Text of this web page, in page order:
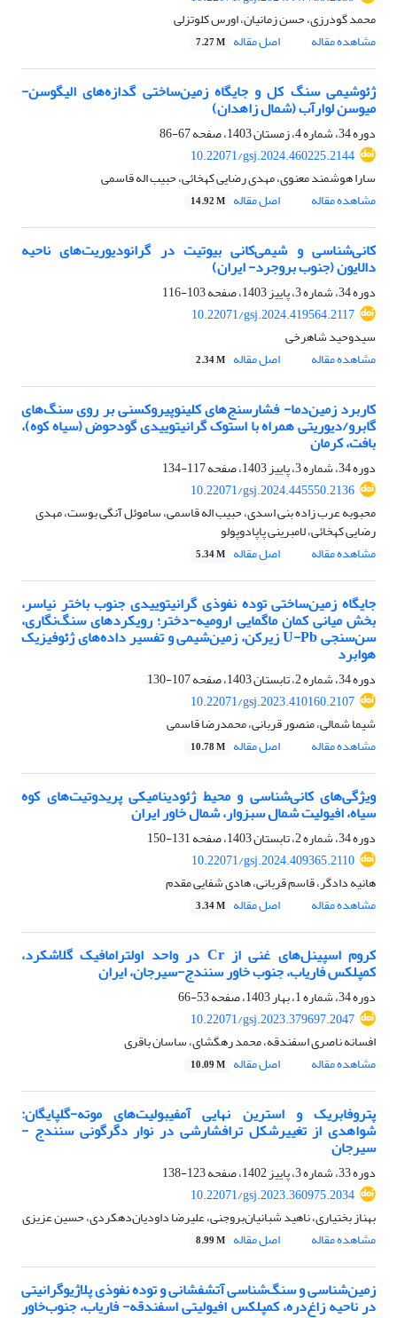
محمد گودرزی، حسن زمانیان، اورس کلوتزلی
مشاهده مقاله
اصل مقاله 7.27 M
ژئوشیمی سنگ کل و جایگاه زمین‌ساختی گدازه‌‌های الیگوسن-
میوسن لوارآب (شمال زاهدان)
دوره 34، شماره 4، زمستان 1403، صفحه
67-86
10.22071/gsj.2024.460225.2144
سارا هوشمند معنوی، مهدی رضایی کهخائی، حبیب اله قاسمی
مشاهده مقاله
اصل مقاله 14.92 M
کانی‌شناسی و شیمی‌کانی بیوتیت در گرانودیوریت‌های ناحیه
دالایون (جنوب بروجرد- ایران)
دوره 34، شماره 3، پاییز 1403، صفحه
103-116
10.22071/gsj.2024.419564.2117
سیدوحید شاهرخی
مشاهده مقاله
اصل مقاله 2.34 M
کاربرد زمین‌دما- فشارسنج‌های کلینوپیروکسنی بر روی سنگ‌های
گابرو/دیوریتی همراه با استوک گرانیتوییدی گودحوض (سیاه کوه)،
بافت، کرمان
دوره 34، شماره 3، پاییز 1403، صفحه
117-134
10.22071/gsj.2024.445550.2136
محبوبه عرب زاده بنی اسدی، حبیب اله قاسمی، ساموئل آنگی بوست، مهدی
رضایی کهخائی، لامبرینی پاپادوپولو
مشاهده مقاله
اصل مقاله 5.34 M
جایگاه زمین‏‌ساختی توده نفوذی گرانیتوییدی جنوب باختر نیاسر،
بخش میانی کمان ماگمایی ارومیه-دختر؛ رویکردهای سنگ‌نگاری،
سن‌سنجی U-Pb زیرکن، زمین‌شیمی و تفسیر داده‌های ژئوفیزیک
هوابرد
دوره 34، شماره 2، تابستان 1403، صفحه
107-130
10.22071/gsj.2023.410160.2107
شیما شمالی، منصور قربانی، محمدرضا قاسمی
مشاهده مقاله
اصل مقاله 10.78 M
ویژگی‌های کانی‌شناسی و محیط ژئودینامیکی پریدوتیت‌های کوه
سیاه، افیولیت شمال سبزوار، شمال خاور ایران
دوره 34، شماره 2، تابستان 1403، صفحه
131-150
10.22071/gsj.2024.409365.2110
هانیه دادگر، قاسم قربانی، هادی شفایی مقدم
مشاهده مقاله
اصل مقاله 3.34 M
کروم اسپینل‌های غنی از Cr در واحد اولترامافیک گلاشکرد،
کمپلکس فاریاب، جنوب خاور سنندج-سیرجان، ایران
دوره 34، شماره 1، بهار 1403، صفحه
53-66
10.22071/gsj.2023.379697.2047
افسانه ناصری اسفندقه، محمد رهگشای، ساسان باقری
مشاهده مقاله
اصل مقاله 10.09 M
پتروفابریک و استرین نهایی آمفیبولیت‌های موته-گلپایگان:
شواهدی از تغییرشکل ترافشارشی در نوار دگرگونی سنندج -
سیرجان
دوره 33، شماره 3، پاییز 1402، صفحه
123-138
10.22071/gsj.2023.360975.2034
بهناز بختیاری، ناهید شبانیان‌بروجنی، علیرضا داودیان‌دهکردی، حسین عزیزی
مشاهده مقاله
اصل مقاله 8.99 M
زمین‌شناسی و سنگ‌شناسی آتشفشانی و توده نفوذی پلاژیوگرانیتی
در ناحیه زاغ‌دره، کمپلکس افیولیتی اسفندقه- فاریاب، جنوب‌‌خاور